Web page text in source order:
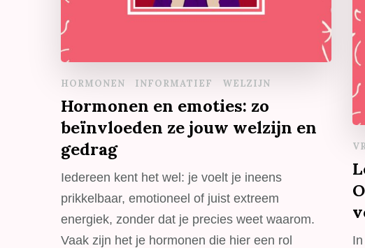
HORMONEN INFORMATIEF WELZIJN
Hormonen en emoties: zo
beïnvloeden ze jouw welzijn en
gedrag
Iedereen kent het wel: je voelt je ineens
prikkelbaar, emotioneel of juist extreem
energiek, zonder dat je precies weet waarom.
Vaak zijn het je hormonen die hier een rol